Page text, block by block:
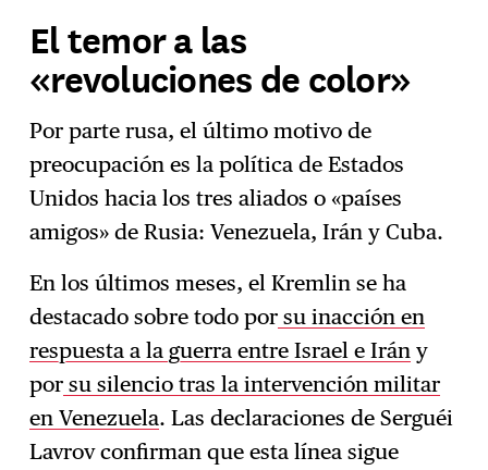
El temor a las
«revoluciones de color»
Por parte rusa, el último motivo de
preocupación es la política de Estados
Unidos hacia los tres aliados o «países
amigos» de Rusia: Venezuela, Irán y Cuba.
En los últimos meses, el Kremlin se ha
destacado sobre todo por su inacción en
respuesta a la guerra entre Israel e Irán y
por su silencio tras la intervención militar
en Venezuela. Las declaraciones de Serguéi
Lavrov confirman que esta línea sigue